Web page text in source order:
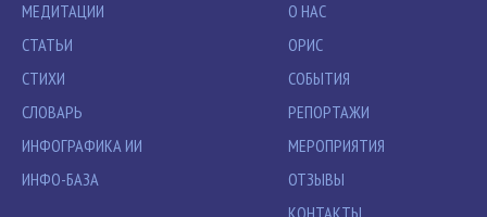
МЕДИТАЦИИ
СТАТЬИ
СТИХИ
СЛОВАРЬ
ИНФОГРАФИКА ИИ
ИНФО-БАЗА
О НАС
ОРИС
СОБЫТИЯ
РЕПОРТАЖИ
МЕРОПРИЯТИЯ
ОТЗЫВЫ
КОНТАКТЫ